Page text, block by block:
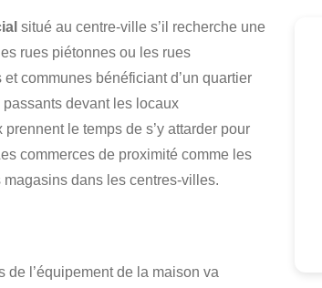
situé au centre-ville s’il recherche une
rues piétonnes ou les rues
communes bénéficiant d’un quartier
devant les locaux
le temps de s’y attarder pour
commerces de proximité comme les
dans les centres-villes.
de l’équipement de la maison va